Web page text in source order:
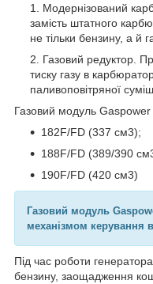
Модернізований
замість штатного
не тільки бензину, а й
Газовий редуктор.
тиску газу в
паливоповітряної
Газовий модуль
182F/FD (337 см3);
188F/FD (389/390
190F/FD (420 см3)
Газовий модуль
механізмом керування
Під час роботи
бензину, заощадження